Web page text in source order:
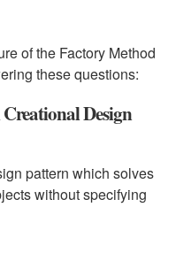
of the Factory Method
these questions:
Design
pattern which solves
without specifying